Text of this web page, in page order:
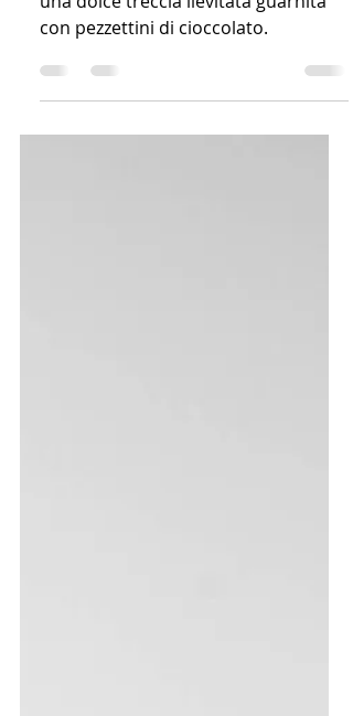
La Babka è un dolce tipico Polacco,
con pezzettini di cioccolato.